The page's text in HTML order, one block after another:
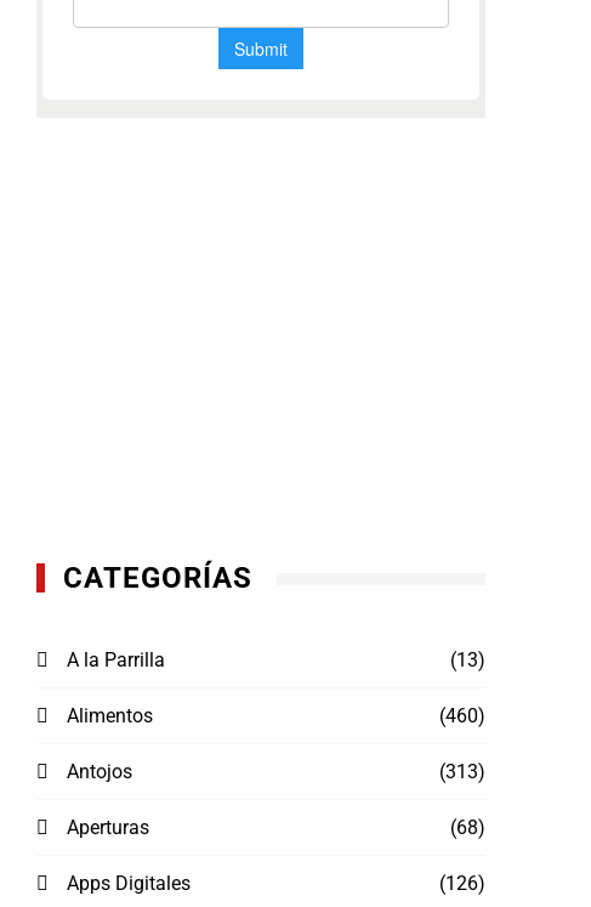
CATEGORÍAS
A la Parrilla (13)
Alimentos (460)
Antojos (313)
Aperturas (68)
Apps Digitales (126)